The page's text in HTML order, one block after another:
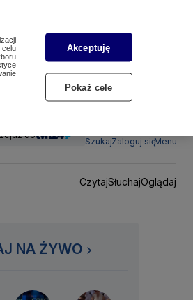
do
SzukajZaloguj sięMenu
CzytajSłuchajOglądaj
NA ŻYWO
celu
Akceptuję
Pokaż cele